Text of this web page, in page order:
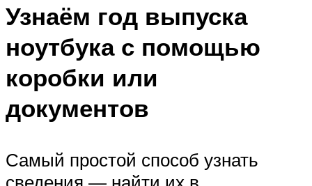
Узнаём год выпуска
ноутбука с помощью
коробки или
документов
Самый простой способ узнать